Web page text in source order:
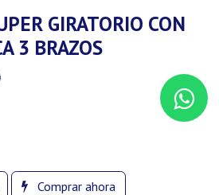
GIRATORIO CON
3 BRAZOS
Comprar ahora